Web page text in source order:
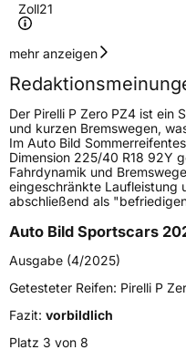
Zoll21
Geschwindigkeitsindex
Höchstgeschwindigkeit
240
Lastindex 102
Höchstlast850 kg
Gewicht (in kg)13,012 kg
Generelle Merkmale
FahrzeugtypPKW
VerwendungSommerreifen
ModellnameP Zero PZ4
Fahrzeugart
mehr anzeigen
Der Pirelli P Zero PZ4 ist ein
und kurzen Bremswegen,
Im Auto Bild
Dimension 225/40 R18 92Y
Fahrdynamik und
eingeschränkte Laufleistung
abschließend als
Auto Bild Sportscars
Ausgabe (4/2025)
Getesteter Reifen: Pirelli P
Fazit: vorbildlich
Platz 3 von 8